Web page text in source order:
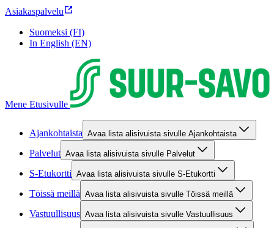
Asiakaspalvelu
Suomeksi (FI)
In English (EN)
Mene Etusivulle
Ajankohtaista Avaa lista alisivuista sivulle Ajankohtaista
Palvelut Avaa lista alisivuista sivulle Palvelut
S-Etukortti Avaa lista alisivuista sivulle S-Etukortti
Töissä meillä Avaa lista alisivuista sivulle Töissä meillä
Vastuullisuus Avaa lista alisivuista sivulle Vastuullisuus